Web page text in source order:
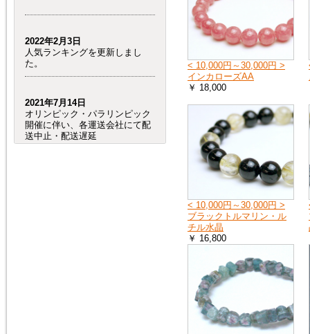
2022年2月3日
人気ランキングを更新しまし
た。
2021年7月14日
オリンピック・パラリンピック
開催に伴い、各運送会社にて配
送中止・配送遅延
が発生する事が予想されます。
< 10,000円～30,000円 >
インカローズAA
￥ 18,000
< 10,000円～30,000円 >
ブラックトルマリン・ル
チル水晶
￥ 16,800